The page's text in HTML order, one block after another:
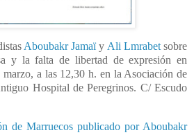
Aboubakr Jamaïy Ali Lmrabetsobre
y la falta de libertad de expresión en
a las 12,30 h. en la Asociación de
Hospital de Peregrinos. C/ Escudo
de Marruecos publicado por Aboubakr